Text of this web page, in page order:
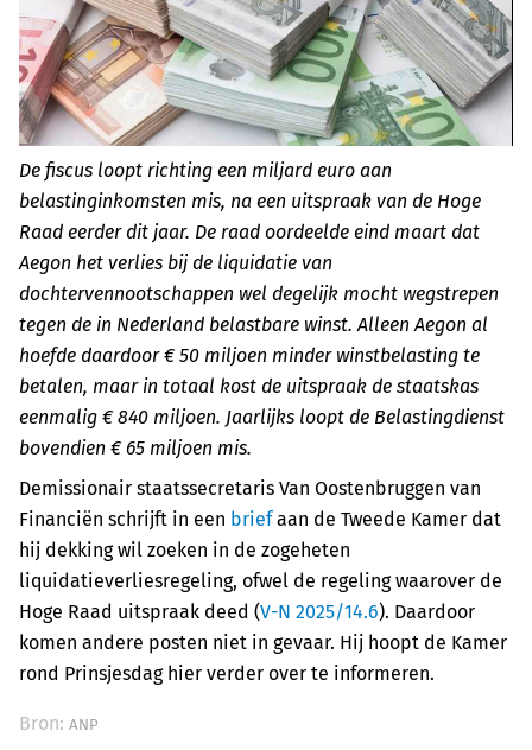
De fiscus loopt richting een miljard euro aan
belastinginkomsten mis, na een uitspraak van de Hoge
Raad eerder dit jaar. De raad oordeelde eind maart dat
Aegon het verlies bij de liquidatie van
dochtervennootschappen wel degelijk mocht wegstrepen
tegen de in Nederland belastbare winst. Alleen Aegon al
hoefde daardoor € 50 miljoen minder winstbelasting te
betalen, maar in totaal kost de uitspraak de staatskas
eenmalig € 840 miljoen. Jaarlijks loopt de Belastingdienst
bovendien € 65 miljoen mis.
Demissionair staatssecretaris Van Oostenbruggen van
Financiën schrijft in een briefaan de Tweede Kamer dat
hij dekking wil zoeken in de zogeheten
liquidatieverliesregeling, ofwel de regeling waarover de
Hoge Raad uitspraak deed (V-N 2025/14.6). Daardoor
komen andere posten niet in gevaar. Hij hoopt de Kamer
rond Prinsjesdag hier verder over te informeren.
Bron: ANP